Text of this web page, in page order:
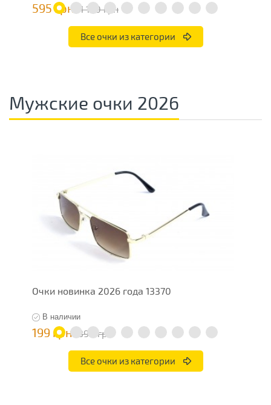
595 грн 1 190 грн
Все очки из категории
Мужские очки 2026
Очки новинка 2026 года 13370
В наличии
199 грн 398 грн
Все очки из категории